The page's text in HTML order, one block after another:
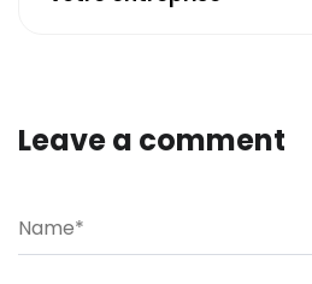
Leave a comment